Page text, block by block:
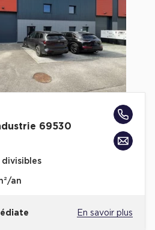
69530
divisibles
an
En savoir plus